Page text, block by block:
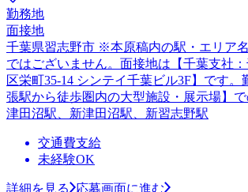
勤務地
面接地
千葉県習志野市 ※本原稿内の駅・エリア
ではございません。面接地は【千葉支社
区栄町35-14 シンテイ千葉ビル3F】です。
張駅から徒歩圏内の大型施設・展示場】で
津田沼駅、新津田沼駅、新習志野駅
交通費支給
未経験OK
詳細を見る
応募画面に進む